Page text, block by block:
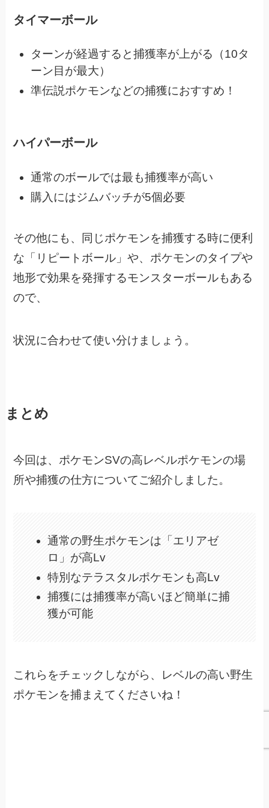
タイマーボール
ターンが経過すると捕獲率が上がる（10タ
ーン目が最大）
準伝説ポケモンなどの捕獲におすすめ！
ハイパーボール
通常のボールでは最も捕獲率が高い
購入にはジムバッチが5個必要
その他にも、同じポケモンを捕獲する時に便利
な「リピートボール」や、 ポケモンのタイプや
地形で効果を発揮するモンスターボールもある
ので、
状況に合わせて使い分けましょう。
まとめ
今回は、ポケモンSVの高レベルポケモンの場
所や捕獲の仕方についてご紹介しました。
通常の野生ポケモンは「エリアゼ
ロ」が高Lv
特別なテラスタルポケモンも高Lv
捕獲には捕獲率が高いほど簡単に捕
獲が可能
これらをチェックしながら、レベルの高い野生
ポケモンを捕まえてくださいね！